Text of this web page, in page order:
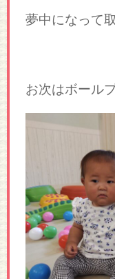
夢中になって
お次はボール